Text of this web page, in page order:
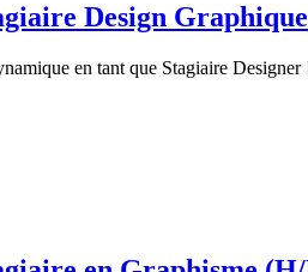
Design
en tant que Stagiaire Designer